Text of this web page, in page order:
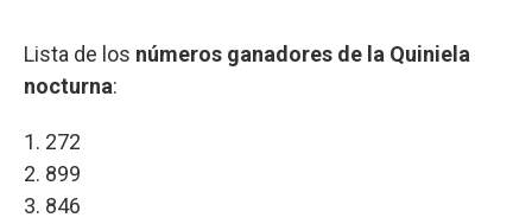
Lista de los números ganadores de la Quiniela
nocturna:
1. 272
2. 899
3. 846